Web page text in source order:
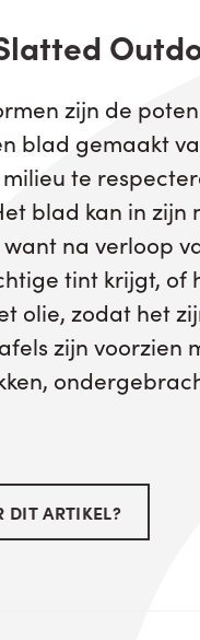
zijn de
blad gemaakt
te
blad kan in zijn
na verloop
tint krijgt, of
olie, zodat het
zijn voorzien
DIT ARTIKEL?